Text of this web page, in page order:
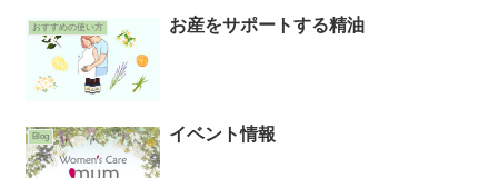
おすすめの使い方 お産をサポートする精油
Blog イベント情報